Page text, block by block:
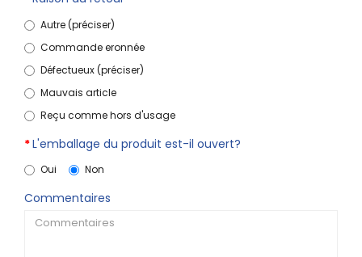
Autre (préciser)
Commande eronnée
Défectueux (préciser)
Mauvais article
Reçu comme hors d'usage
L'emballage du produit est-il ouvert?
Oui Non
Commentaires